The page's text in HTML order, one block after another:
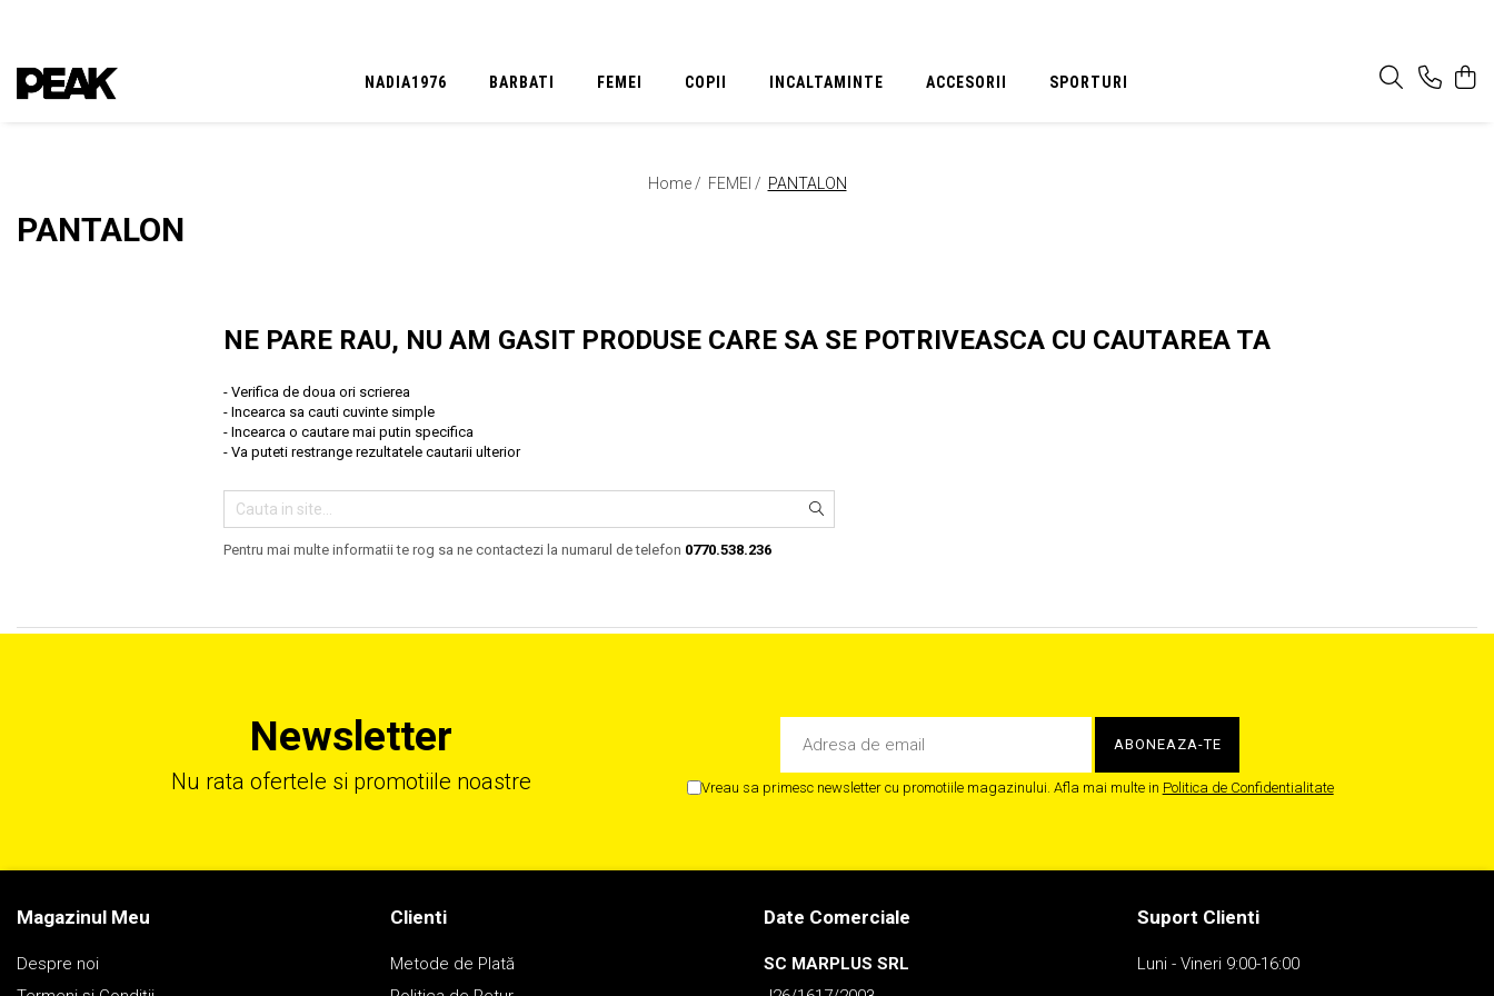
NADIA1976 BARBATI FEMEI COPII INCALTAMINTE ACCESORII SPORTURI
Home / FEMEI / PANTALON
PANTALON
NE PARE RAU, NU AM GASIT PRODUSE CARE SA SE POTRIVEASCA CU CAUTAREA TA
- Verifica de doua ori scrierea
- Incearca sa cauti cuvinte simple
- Incearca o cautare mai putin specifica
- Va puteti restrange rezultatele cautarii ulterior
Pentru mai multe informatii te rog sa ne contactezi la numarul de telefon 0770.538.236
Newsletter
Nu rata ofertele si promotiile noastre Vreau sa primesc newsletter cu promotiile magazinului. Afla mai multe in Politica de Confidentialitate
Magazinul Meu
Despre noi
Clienti
Metode de Plată
Date Comerciale
SC MARPLUS SRL
Suport Clienti
Luni - Vineri 9:00-16:00